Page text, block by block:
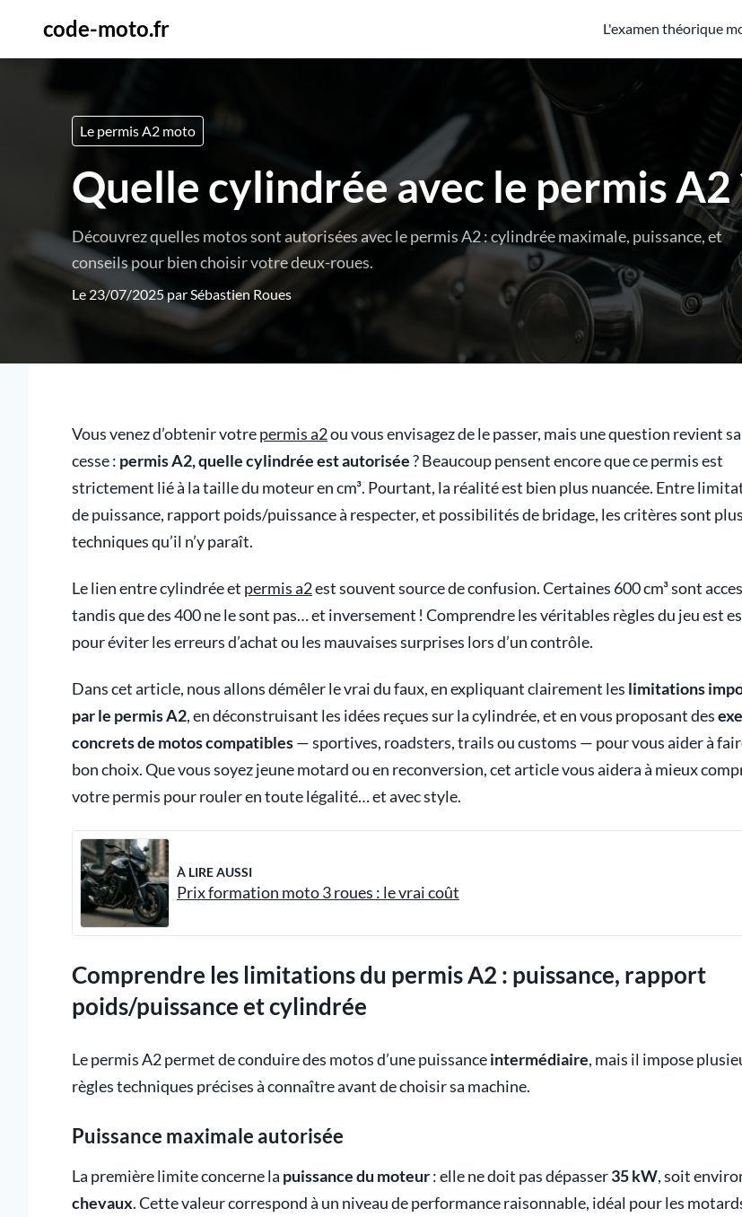
code-moto.fr L'examen théorique
Le permis A2 moto
Quelle cylindrée avec le permis A2
Découvrez quelles motos sont autorisées avec le permis A2 : cylindrée maximale, puissance, et
conseils pour bien choisir votre deux-roues.
Le 23/07/2025 parSébastien Roues
Vous venez d’obtenir votrepermis a2ou vous envisagez de le passer, mais une question revient
cesse : permis A2, quelle cylindrée est autorisée? Beaucoup pensent encore que ce permis est
strictement lié à la taille du moteur en cm³. Pourtant, la réalité est bien plus nuancée. Entre
de puissance, rapport poids/puissance à respecter, et possibilités de bridage, les critères sont plus
techniques qu’il n’y paraît.
Le lien entre cylindrée et permis a2est souvent source de confusion. Certaines 600 cm³ sont
tandis que des 400 ne le sont pas… et inversement ! Comprendre les véritables règles du jeu est
pour éviter les erreurs d’achat ou les mauvaises surprises lors d’un contrôle.
Dans cet article, nous allons démêler le vrai du faux, en expliquant clairement les limitations
par le permis A2, en déconstruisant les idées reçues sur la cylindrée, et en vous proposant des
concrets de motos compatibles— sportives, roadsters, trails ou customs — pour vous aider à
bon choix. Que vous soyez jeune motard ou en reconversion, cet article vous aidera à mieux
votre permis pour rouler en toute légalité… et avec style.
À LIRE AUSSI
Prix formation moto 3 roues : le vrai coût
Comprendre les limitations du permis A2 : puissance, rapport
poids/puissance et cylindrée
Le permis A2 permet de conduire des motos d’une puissanceintermédiaire, mais il impose
règles techniques précises à connaître avant de choisir sa machine.
Puissance maximale autorisée
La première limite concerne la puissance du moteur: elle ne doit pas dépasser35 kW, soit
chevaux. Cette valeur correspond à un niveau de performance raisonnable, idéal pour les